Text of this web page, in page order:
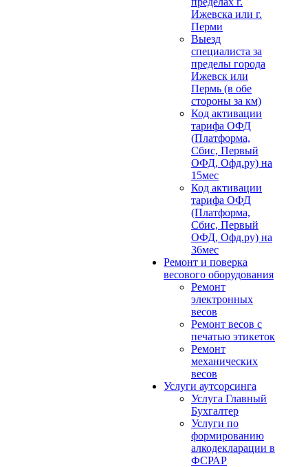
Ижевска или г.
Перми
Выезд
специалиста за
пределы города
Ижевск или
Пермь (в обе
стороны за км)
Код активации
тарифа ОФД
(Платформа,
Сбис, Первый
ОФД, Офд.ру) на
15мес
Код активации
тарифа ОФД
(Платформа,
Сбис, Первый
ОФД, Офд.ру) на
36мес
Ремонт и поверка
весового оборудования
Ремонт
электронных
весов
Ремонт весов с
печатью этикеток
Ремонт
механических
весов
Услуги аутсорсинга
Услуга Главный
Бухгалтер
Услуги по
формированию
алкодекларации в
ФСРАР